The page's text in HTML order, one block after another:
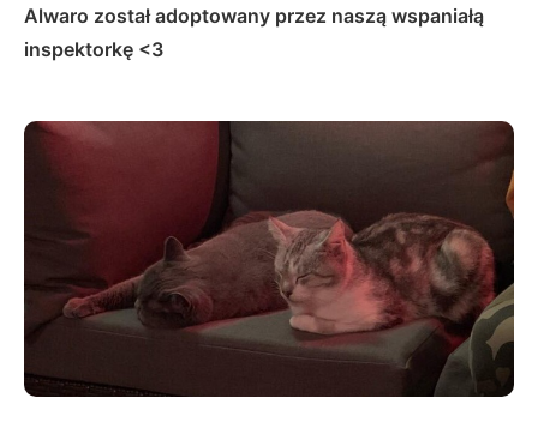
Alwaro został adoptowany przez naszą wspaniałą
inspektorkę <3